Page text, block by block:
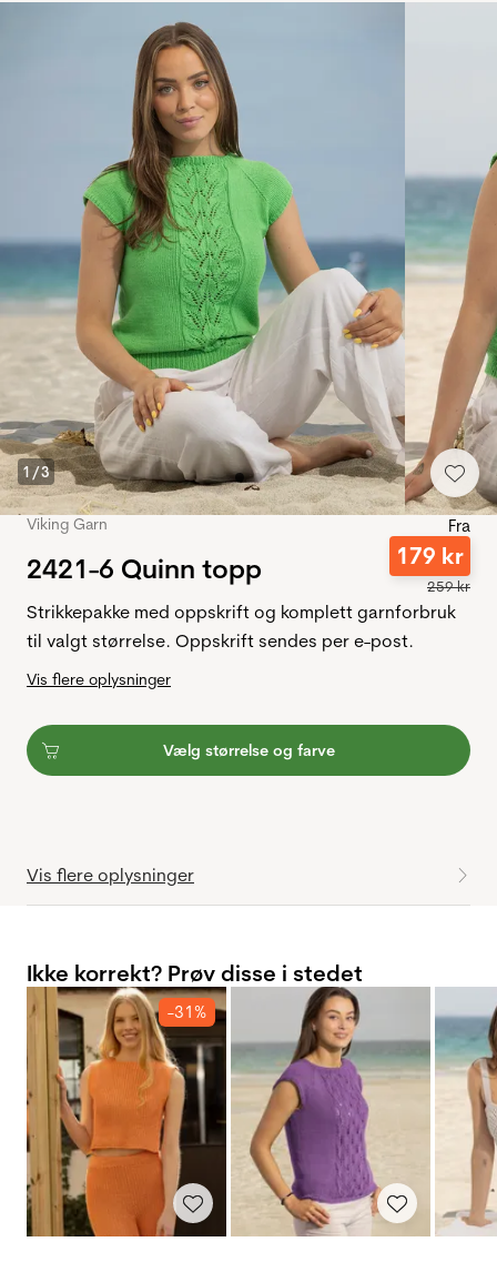
1 /3
Viking Garn
2421-6 Quinn topp
Fra
179 kr
259kr
Strikkepakke med oppskrift og komplett garnforbruk
til valgt størrelse. Oppskrift sendes per e-post.
Vis flere oplysninger
Vælg størrelse og farve
Vis flere oplysninger
Ikke korrekt? Prøv disse i stedet
-31%